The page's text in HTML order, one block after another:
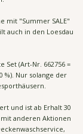
mit "Summer SALE"
auch in den Loesdau
Set (Art-Nr. 662756 =
%). Nur solange der
und ist ab Erhalt 30
anderen Aktionen